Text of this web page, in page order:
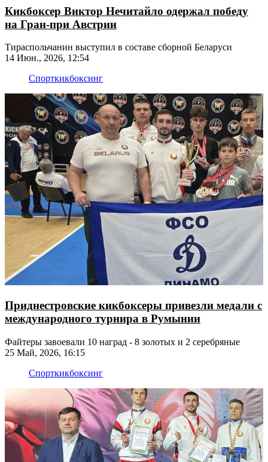
Кикбоксер Виктор Нечитайло одержал победу
на Гран-при Австрии
Тираспольчанин выступил в составе сборной Беларуси
14 Июн., 2026, 12:54
Спорткикбоксинг
Приднестровские кикбоксеры привезли медали с
международного турнира в Румынии
Файтеры завоевали 10 наград - 8 золотых и 2 серебряные
25 Май, 2026, 16:15
Спорткикбоксинг